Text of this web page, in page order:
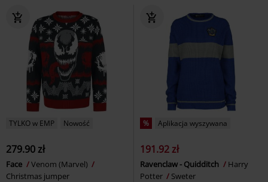
TYLKO w EMP Nowość
279.90 zł
Face
Venom (Marvel)
Christmas jumper
% Aplikacja wyszywana
191.92 zł
Ravenclaw - Quidditch
Harry
Potter
Sweter